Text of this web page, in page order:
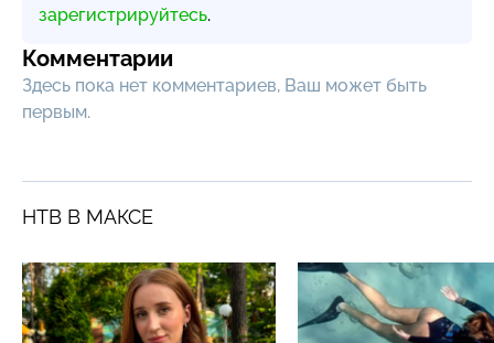
зарегистрируйтесь.
Комментарии
Здесь пока нет комментариев, Ваш может быть
первым.
НТВ В МАКСЕ